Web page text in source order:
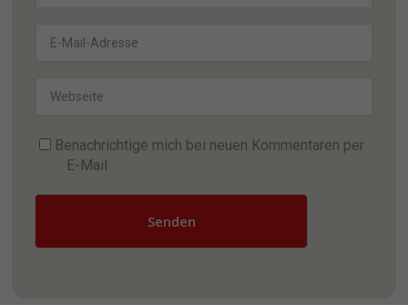
Benachrichtige mich bei neuen Kommentaren per
E-Mail
Senden